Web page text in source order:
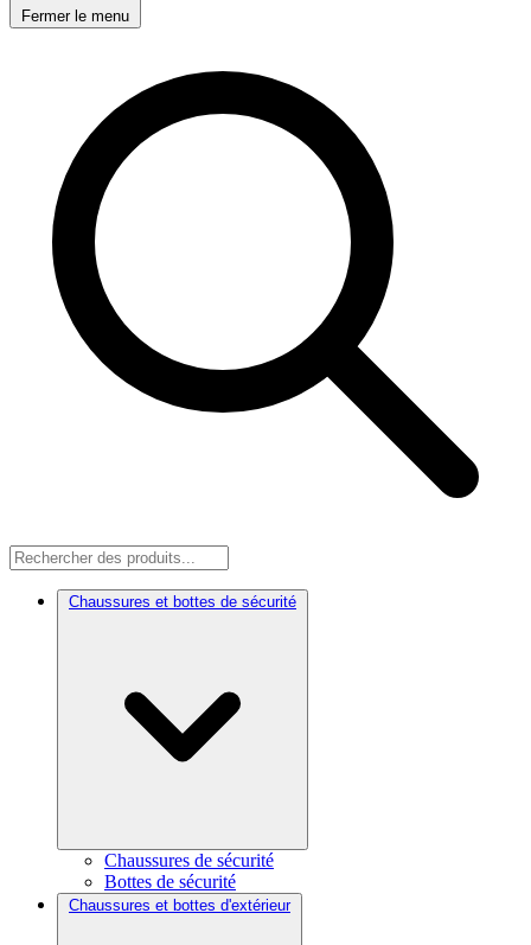
Fermer le menu
Chaussures et bottes de sécurité
Chaussures de sécurité
Bottes de sécurité
Chaussures et bottes d'extérieur